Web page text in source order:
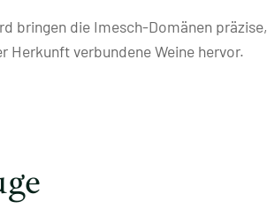
bringen die Imesch-Domänen präzise,
Herkunft verbundene Weine hervor.